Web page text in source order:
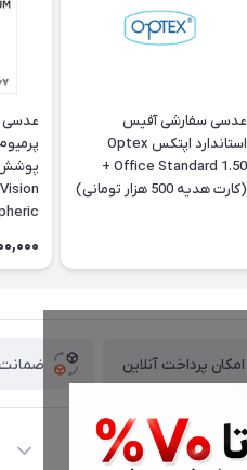
عدسی سفارشی آفیس
استاندارد اپتکس Optex
Office Standard 1.50 +
(کارت هدیه 500 هزار تومانی)
عدسی
امکان پرداخت آنلاین ضمانت